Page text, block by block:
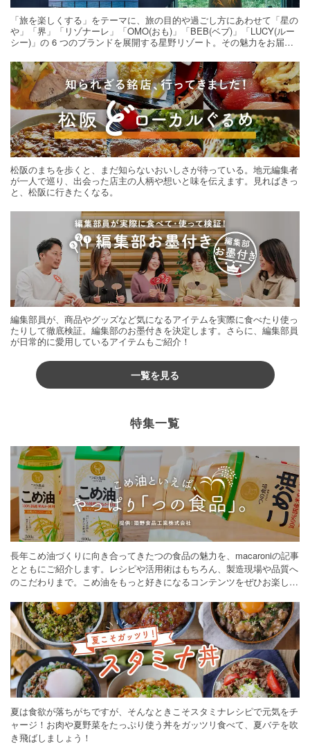
「旅を楽しくする」をテーマに、旅の目的や過ごし方にあわせて「星の
や」「界」「リゾナーレ」「OMO(おも)」「BEB(ベブ)」「LUCY(ルー
シー)」の 6 つのブランドを展開する星野リゾート。その魅力をお届け
松阪のまちを歩くと、まだ知らないおいしさが待っている。地元編集者
が一人で巡り、出会った店主の人柄や想いと味を伝えます。見ればきっ
と、松阪に行きたくなる。
編集部員が、商品やグッズなど気になるアイテムを実際に食べたり使っ
たりして徹底検証。編集部のお墨付きを決定します。さらに、編集部員
が日常的に愛用しているアイテムもご紹介！
一覧を見る
特集一覧
長年こめ油づくりに向き合ってきたつの食品の魅力を、macaroniの記事
とともにご紹介します。レシピや活用術はもちろん、製造現場や品質へ
のこだわりまで。こめ油をもっと好きになるコンテンツをぜひお楽しみ
夏は食欲が落ちがちですが、そんなときこそスタミナレシピで元気をチ
ャージ！お肉や夏野菜をたっぷり使う丼をガッツリ食べて、夏バテを吹
き飛ばしましょう！